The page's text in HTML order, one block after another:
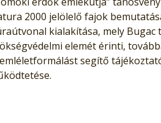
2000 jelölelő fajok
kialakítása, mely
elemét érinti,
segítő